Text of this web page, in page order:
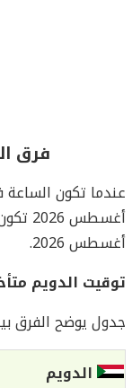
فرق
عندما تكون
أغسطس 2026 تكون الساعة في دبي
أغسطس 2026.
توقيت الدويم
جدول يوضح الفرق
الدويم